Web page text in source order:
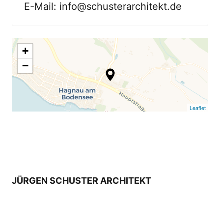
E-Mail: info@schusterarchitekt.de
+
−
Leaflet
JÜRGEN SCHUSTER ARCHITEKT